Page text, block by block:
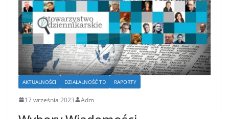
AKTUALNOŚCI DZIAŁALNOŚĆ TD RAPORTY
17 września 2023 Adm